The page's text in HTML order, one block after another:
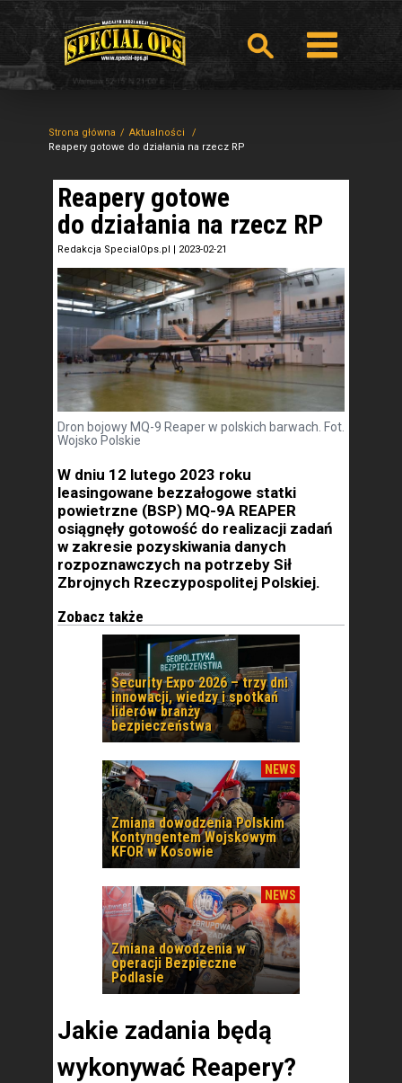
Strona główna
Aktualności
Reapery gotowe do działania na rzecz RP
Reapery gotowe
do działania na rzecz RP
Redakcja SpecialOps.pl | 2023-02-21
Dron bojowy MQ-9 Reaper w polskich barwach. Fot.
Wojsko Polskie
W dniu 12 lutego 2023 roku
leasingowane bezzałogowe statki
powietrzne (BSP) MQ-9A REAPER
osiągnęły gotowość do realizacji zadań
w zakresie pozyskiwania danych
rozpoznawczych na potrzeby Sił
Zbrojnych Rzeczypospolitej Polskiej.
Zobacz także
Security Expo 2026 – trzy dni
innowacji, wiedzy i spotkań
liderów branży
bezpieczeństwa
NEWS
Zmiana dowodzenia Polskim
Kontyngentem Wojskowym
KFOR w Kosowie
NEWS
Zmiana dowodzenia w
operacji Bezpieczne
Podlasie
Jakie zadania będą
wykonywać Reapery?